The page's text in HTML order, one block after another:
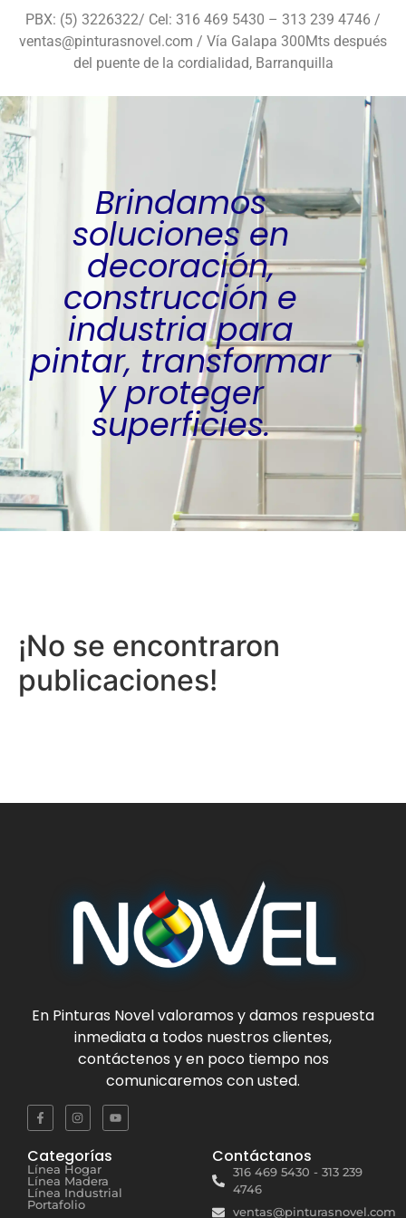
PBX: (5) 3226322/ Cel: 316 469 5430 – 313 239 4746 /
ventas@pinturasnovel.com / Vía Galapa 300Mts después
del puente de la cordialidad, Barranquilla
Brindamos
soluciones en
decoración,
construcción e
industria para
pintar, transformar
y proteger
superficies.
¡No se encontraron
publicaciones!
En Pinturas Novelvaloramos y damos respuesta
inmediata a todos nuestros clientes,
contáctenos y en poco tiempo nos
comunicaremos con usted.
Categorías
Línea Hogar
Línea Madera
Línea Industrial
Portafolio
Contáctanos
316 469 5430 - 313 239
4746
ventas@pinturasnovel.com